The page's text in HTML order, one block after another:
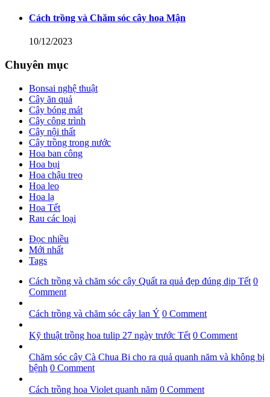
Cách trồng và Chăm sóc cây hoa Mận
10/12/2023
Chuyên mục
Bonsai nghệ thuật
Cây ăn quả
Cây bóng mát
Cây công trình
Cây nội thất
Cây trồng trong nước
Hoa ban công
Hoa bụi
Hoa chậu treo
Hoa leo
Hoa lạ
Hoa Tết
Rau các loại
Đọc nhiều
Mới nhất
Tags
Cách trồng và chăm sóc cây Quất ra quả đẹp đúng dịp Tết 0
Comment
Cách trồng và chăm sóc cây lan Ý 0 Comment
Kỹ thuật trồng hoa tulip 27 ngày trước Tết 0 Comment
Chăm sóc cây Cà Chua Bi cho ra quả quanh năm và không bị
bệnh 0 Comment
Cách trồng hoa Violet quanh năm 0 Comment